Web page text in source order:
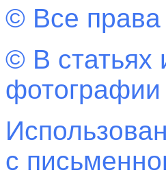
© Все
© В статьях
с